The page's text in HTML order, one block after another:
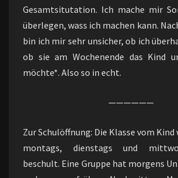
Gesamtsitutation. Ich mache mir
überlegen, wass ich machen kann.
bin ich mir sehr unsicher, ob ich
ob sie am Wochenende das Kind
möchte*. Also so in echt.
——————
Zur Schulöffnung: Die Klasse vom
montags, dienstags und
beschult. Eine Gruppe hat morgens